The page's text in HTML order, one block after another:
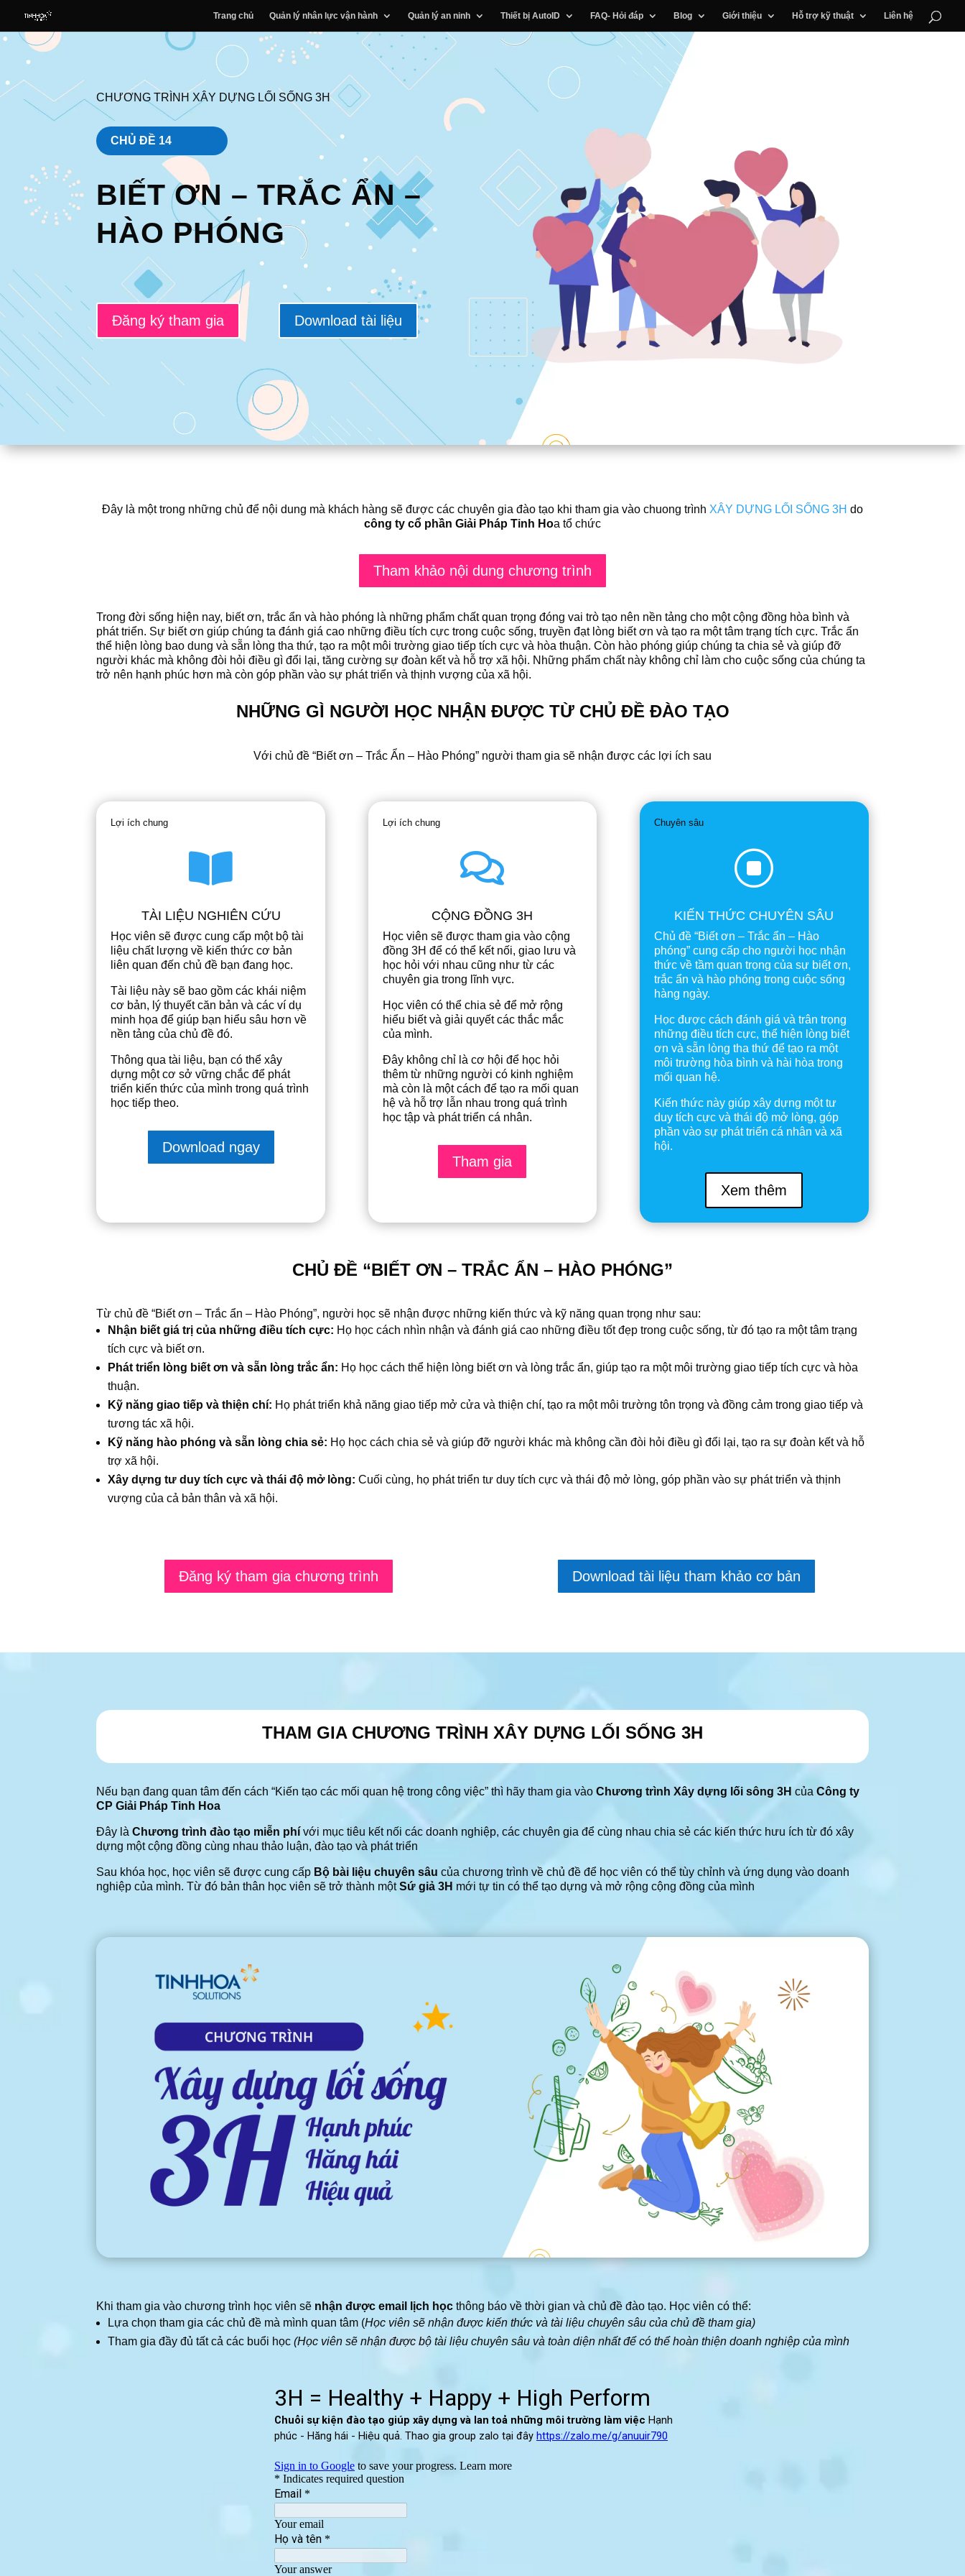
Trang chủ Quản lý nhân lực vận hành Quản lý an ninh Thiết bị AutoID FAQ- Hỏi đáp Blog Giới thiệu Hỗ trợ kỹ thuật Liên hệ
CHƯƠNG TRÌNH XÂY DỰNG LỐI SỐNG 3H
CHỦ ĐỀ 14
BIẾT ƠN – TRẮC ẨN –
HÀO PHÓNG
Đăng ký tham gia Download tài liệu
Đây là một trong những chủ để nội dung mà khách hàng sẽ được các chuyên gia đào tạo khi tham gia vào chuong trình XÂY DỰNG LỐI SỐNG 3H do
công ty cổ phần Giải Pháp Tinh Hoa tổ chức
Tham khảo nội dung chương trình
Trong đời sống hiện nay, biết ơn, trắc ẩn và hào phóng là những phẩm chất quan trọng đóng vai trò tạo nên nền tảng cho một cộng đồng hòa bình và
phát triển. Sự biết ơn giúp chúng ta đánh giá cao những điều tích cực trong cuộc sống, truyền đạt lòng biết ơn và tạo ra một tâm trạng tích cực. Trắc ẩn
thể hiện lòng bao dung và sẵn lòng tha thứ, tạo ra một môi trường giao tiếp tích cực và hòa thuận. Còn hào phóng giúp chúng ta chia sẻ và giúp đỡ
người khác mà không đòi hỏi điều gì đổi lại, tăng cường sự đoàn kết và hỗ trợ xã hội. Những phẩm chất này không chỉ làm cho cuộc sống của chúng ta
trở nên hạnh phúc hơn mà còn góp phần vào sự phát triển và thịnh vượng của xã hội.
NHỮNG GÌ NGƯỜI HỌC NHẬN ĐƯỢC TỪ CHỦ ĐỀ ĐÀO TẠO
Với chủ đề “Biết ơn – Trắc Ẩn – Hào Phóng” người tham gia sẽ nhận được các lợi ích sau
Lợi ích chung

TÀI LIỆU NGHIÊN CỨU
Học viên sẽ được cung cấp một bộ tài
liệu chất lượng về kiến thức cơ bản
liên quan đến chủ đề bạn đang học.
Tài liệu này sẽ bao gồm các khái niệm
cơ bản, lý thuyết căn bản và các ví dụ
minh họa để giúp bạn hiểu sâu hơn về
nền tảng của chủ đề đó.
Thông qua tài liệu, bạn có thể xây
dựng một cơ sở vững chắc để phát
triển kiến thức của mình trong quá trình
học tiếp theo.
Download ngay
Lợi ích chung

CỘNG ĐỒNG 3H
Học viên sẽ được tham gia vào cộng
đồng 3H để có thể kết nối, giao lưu và
học hỏi với nhau cũng như từ các
chuyên gia trong lĩnh vực.
Học viên có thể chia sẻ để mở rộng
hiểu biết và giải quyết các thắc mắc
của mình.
Đây không chỉ là cơ hội để học hỏi
thêm từ những người có kinh nghiệm
mà còn là một cách để tạo ra mối quan
hệ và hỗ trợ lẫn nhau trong quá trình
học tập và phát triển cá nhân.
Tham gia
Chuyên sâu
]
KIẾN THỨC CHUYÊN SÂU
Chủ đề “Biết ơn – Trắc ẩn – Hào
phóng” cung cấp cho người học nhận
thức về tầm quan trọng của sự biết ơn,
trắc ẩn và hào phóng trong cuộc sống
hàng ngày.
Học được cách đánh giá và trân trọng
những điều tích cực, thể hiện lòng biết
ơn và sẵn lòng tha thứ để tạo ra một
môi trường hòa bình và hài hòa trong
mối quan hệ.
Kiến thức này giúp xây dựng một tư
duy tích cực và thái độ mở lòng, góp
phần vào sự phát triển cá nhân và xã
hội.
Xem thêm
CHỦ ĐỀ “BIẾT ƠN – TRẮC ẨN – HÀO PHÓNG”
Từ chủ đề “Biết ơn – Trắc ẩn – Hào Phóng”, người học sẽ nhận được những kiến thức và kỹ năng quan trọng như sau:
Nhận biết giá trị của những điều tích cực: Họ học cách nhìn nhận và đánh giá cao những điều tốt đẹp trong cuộc sống, từ đó tạo ra một tâm trạng
tích cực và biết ơn.
Phát triển lòng biết ơn và sẵn lòng trắc ẩn: Họ học cách thể hiện lòng biết ơn và lòng trắc ẩn, giúp tạo ra một môi trường giao tiếp tích cực và hòa
thuận.
Kỹ năng giao tiếp và thiện chí: Họ phát triển khả năng giao tiếp mở cửa và thiện chí, tạo ra một môi trường tôn trọng và đồng cảm trong giao tiếp và
tương tác xã hội.
Kỹ năng hào phóng và sẵn lòng chia sẻ: Họ học cách chia sẻ và giúp đỡ người khác mà không cần đòi hỏi điều gì đổi lại, tạo ra sự đoàn kết và hỗ
trợ xã hội.
Xây dựng tư duy tích cực và thái độ mở lòng: Cuối cùng, họ phát triển tư duy tích cực và thái độ mở lòng, góp phần vào sự phát triển và thịnh
vượng của cả bản thân và xã hội.
Đăng ký tham gia chương trình Download tài liệu tham khảo cơ bản
THAM GIA CHƯƠNG TRÌNH XÂY DỰNG LỐI SỐNG 3H
Nếu bạn đang quan tâm đến cách “Kiến tạo các mối quan hệ trong công việc” thì hãy tham gia vàoChương trình Xây dựng lối sông 3H củaCông ty
CP Giải Pháp Tinh Hoa
Đây làChương trình đào tạo miễn phí với mục tiêu kết nối các doanh nghiệp, các chuyên gia để cùng nhau chia sẻ các kiến thức hưu ích từ đó xây
dựng một cộng đồng cùng nhau thảo luận, đào tạo và phát triển
Sau khóa học, học viên sẽ được cung cấp Bộ bài liệu chuyên sâu của chương trình về chủ đề để học viên có thể tùy chỉnh và ứng dụng vào doanh
nghiệp của mình. Từ đó bản thân học viên sẽ trở thành mộtSứ giả 3H mới tự tin có thể tạo dựng và mở rộng cộng đồng của mình
Khi tham gia vào chương trình học viên sẽ nhận được email lịch học thông báo về thời gian và chủ đề đào tạo. Học viên có thể:
Lựa chọn tham gia các chủ đề mà mình quan tâm (Học viên sẽ nhận được kiến thức và tài liệu chuyên sâu của chủ đề tham gia)
Tham gia đầy đủ tất cả các buổi học(Học viên sẽ nhận được bộ tài liệu chuyên sâu và toàn diện nhất để có thể hoàn thiện doanh nghiệp của mình